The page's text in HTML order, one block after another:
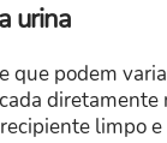
urina
que podem
limpo